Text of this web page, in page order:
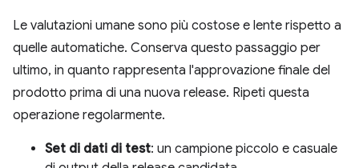
Le valutazioni umane sono più costose e lente rispetto a
quelle automatiche. Conserva questo passaggio per
ultimo, in quanto rappresenta l'approvazione finale del
prodotto prima di una nuova release. Ripeti questa
operazione regolarmente.
Set di dati di test: un campione piccolo e casuale